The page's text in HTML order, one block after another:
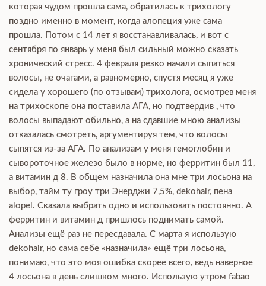
которая чудом прошла сама, обратилась к трихологу
поздно именно в момент, когда алопеция уже сама
прошла. Потом с 14 лет я восстанавливалась, и вот с
сентября по январь у меня был сильный можно сказать
хронический стресс. 4 февраля резко начали сыпаться
волосы, не очагами, а равномерно, спустя месяц я уже
сидела у хорошего (по отзывам) трихолога, осмотрев меня
на трихоскопе она поставила АГА, но подтвердив , что
волосы выпадают обильно, а на сдавшие мною анализы
отказалась смотреть, аргументируя тем, что волосы
сыпятся из-за АГА. По анализам у меня гемоглобин и
сывороточное железо было в норме, но ферритин был 11,
а витамин д 8. В общем назначила она мне три лосьона на
выбор, тайм ту гроу три Энерджи 7,5%, dekohair, пена
alopel. Сказала выбрать одно и использовать постоянно. А
ферритин и витамин д пришлось поднимать самой.
Анализы ещё раз не пересдавала. С марта я использую
dekohair, но сама себе «назначила» ещё три лосьона,
понимаю, что это моя ошибка скорее всего, ведь наверное
4 лосьона в день слишком много. Использую утром fabao